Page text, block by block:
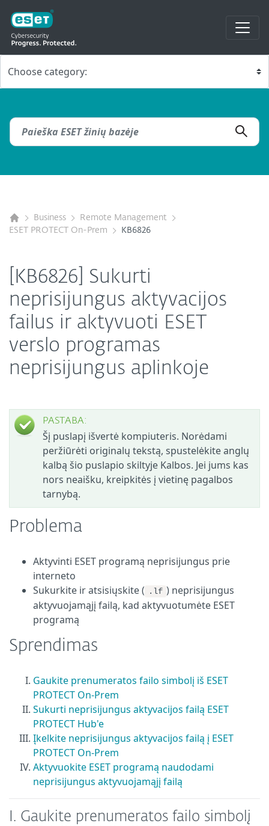
Business
Remote Management
ESET PROTECT On-Prem
KB6826
[KB6826] Sukurti
neprisijungus aktyvacijos
failus ir aktyvuoti ESET
verslo programas
neprisijungus aplinkoje
PASTABA:
Šį puslapį išvertė kompiuteris. Norėdami
peržiūrėti originalų tekstą, spustelėkite anglų
kalbą šio puslapio skiltyje Kalbos. Jei jums kas
nors neaišku, kreipkitės į vietinę pagalbos
tarnybą.
Problema
Aktyvinti ESET programą neprisijungus prie
interneto
Sukurkite ir atsisiųskite (
.lf ) neprisijungus
aktyvuojamąjį failą, kad aktyvuotumėte ESET
programą
Sprendimas
Gaukite prenumeratos failo simbolį iš ESET
PROTECT On-Prem
Sukurti neprisijungus aktyvacijos failą ESET
PROTECT Hub'e
Įkelkite neprisijungus aktyvacijos failą į ESET
PROTECT On-Prem
Aktyvuokite ESET programą naudodami
neprisijungus aktyvuojamąjį failą
I. Gaukite prenumeratos failo simbolį